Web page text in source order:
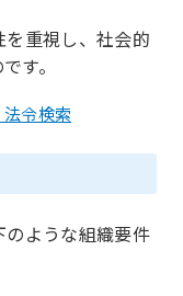
重視し、社会的
す。
令検索
ような組織要件